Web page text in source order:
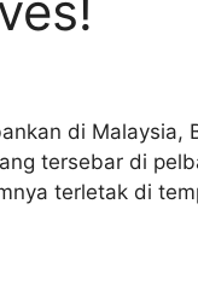
di Malaysia,
tersebar di
terletak di